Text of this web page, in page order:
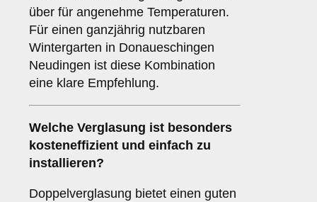
über für angenehme Temperaturen.
Für einen ganzjährig nutzbaren
Wintergarten in Donaueschingen
Neudingen ist diese Kombination
eine klare Empfehlung.
Welche Verglasung ist besonders
kosteneffizient und einfach zu
installieren?
Doppelverglasung bietet einen guten